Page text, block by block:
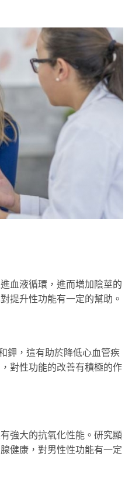
血液循環，進而增加陰莖的
提升性功能有一定的幫助。
鉀，這有助於降低心血管疾
對性功能的改善有積極的作
強大的抗氧化性能。研究顯
健康，對男性性功能有一定